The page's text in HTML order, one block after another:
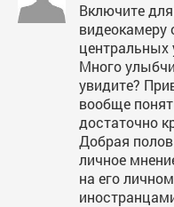
Включите
видеокамеру
Много
увидите?
вообще
достаточно
Добрая
личное
на его